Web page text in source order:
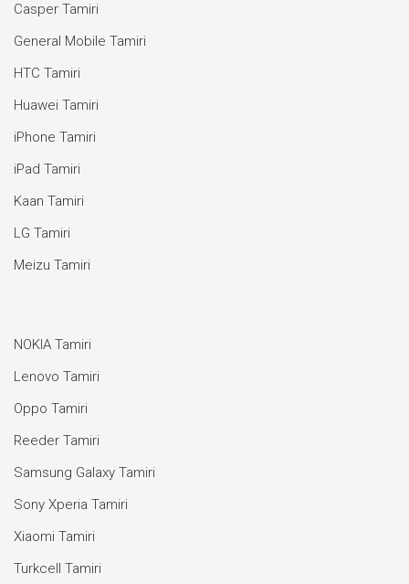
Casper Tamiri
General Mobile Tamiri
HTC Tamiri
Huawei Tamiri
iPhone Tamiri
iPad Tamiri
Kaan Tamiri
LG Tamiri
Meizu Tamiri
NOKIA Tamiri
Lenovo Tamiri
Oppo Tamiri
Reeder Tamiri
Samsung Galaxy Tamiri
Sony Xperia Tamiri
Xiaomi Tamiri
Turkcell Tamiri